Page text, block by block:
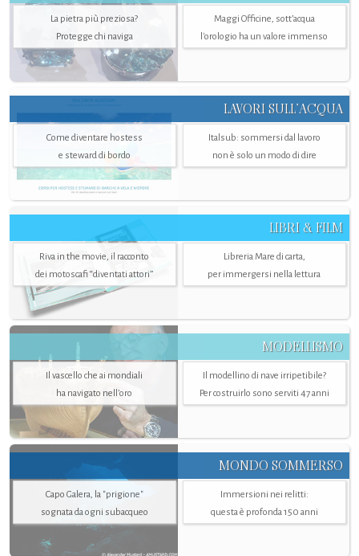
La pietra più preziosa?
Protegge chi naviga
Maggi Officine, sott’acqua
l'orologio ha un valore immenso
LAVORI SULL’ACQUA
Come diventare hostess
e steward di bordo
Italsub: sommersi dal lavoro
non è solo un modo di dire
LIBRI & FILM
Riva in the movie, il racconto
dei motoscafi “diventati attori”
Libreria Mare di carta,
per immergersi nella lettura
MODELLISMO
Il vascello che ai mondiali
ha navigato nell’oro
Il modellino di nave irripetibile?
Per costruirlo sono serviti 47 anni
MONDO SOMMERSO
Capo Galera, la "prigione"
sognata da ogni subacqueo
Immersioni nei relitti:
questa è profonda 150 anni